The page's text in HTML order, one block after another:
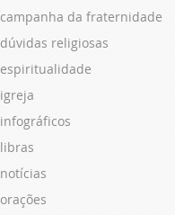
campanha da fraternidade
dúvidas religiosas
espiritualidade
igreja
infográficos
libras
notícias
orações